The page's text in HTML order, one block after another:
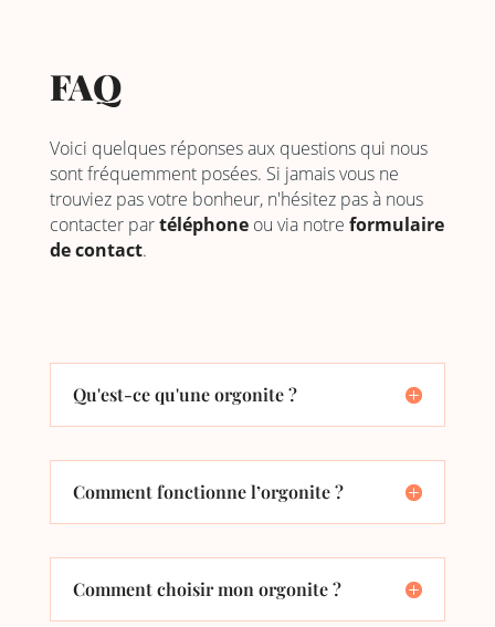
FAQ
Voici quelques réponses aux questions qui nous
sont fréquemment posées. Si jamais vous ne
trouviez pas votre bonheur, n'hésitez pas à nous
contacter partéléphoneou via notre formulaire
de contact.
Qu'est-ce qu'une orgonite ?
Comment fonctionne l’orgonite ?
Comment choisir mon orgonite ?